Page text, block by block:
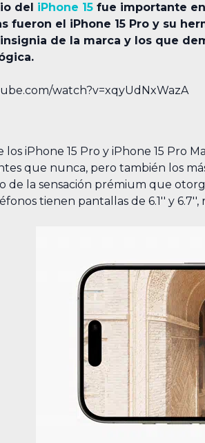
del iPhone 15 fue importante
fueron el iPhone 15 Pro y su
de la marca y los que
watch?v=xqyUdNxWazA
los iPhone 15 Pro y iPhone 15 Pro
que nunca, pero también los
de la sensación prémium que
tienen pantallas de 6.1'' y